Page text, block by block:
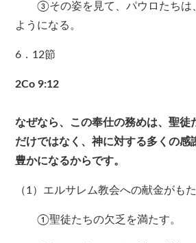
③その姿を見て、パウロたちは
ようになる。
6．12節
2Co 9:12
なぜなら、この奉仕の務めは、聖徒
だけではなく、神に対する多くの感
豊かになるからです。
（1）エルサレム教会への献金がも
①聖徒たちの欠乏を満たす。